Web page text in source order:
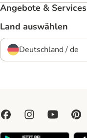
Angebote & Services
Land auswählen
Deutschland / de